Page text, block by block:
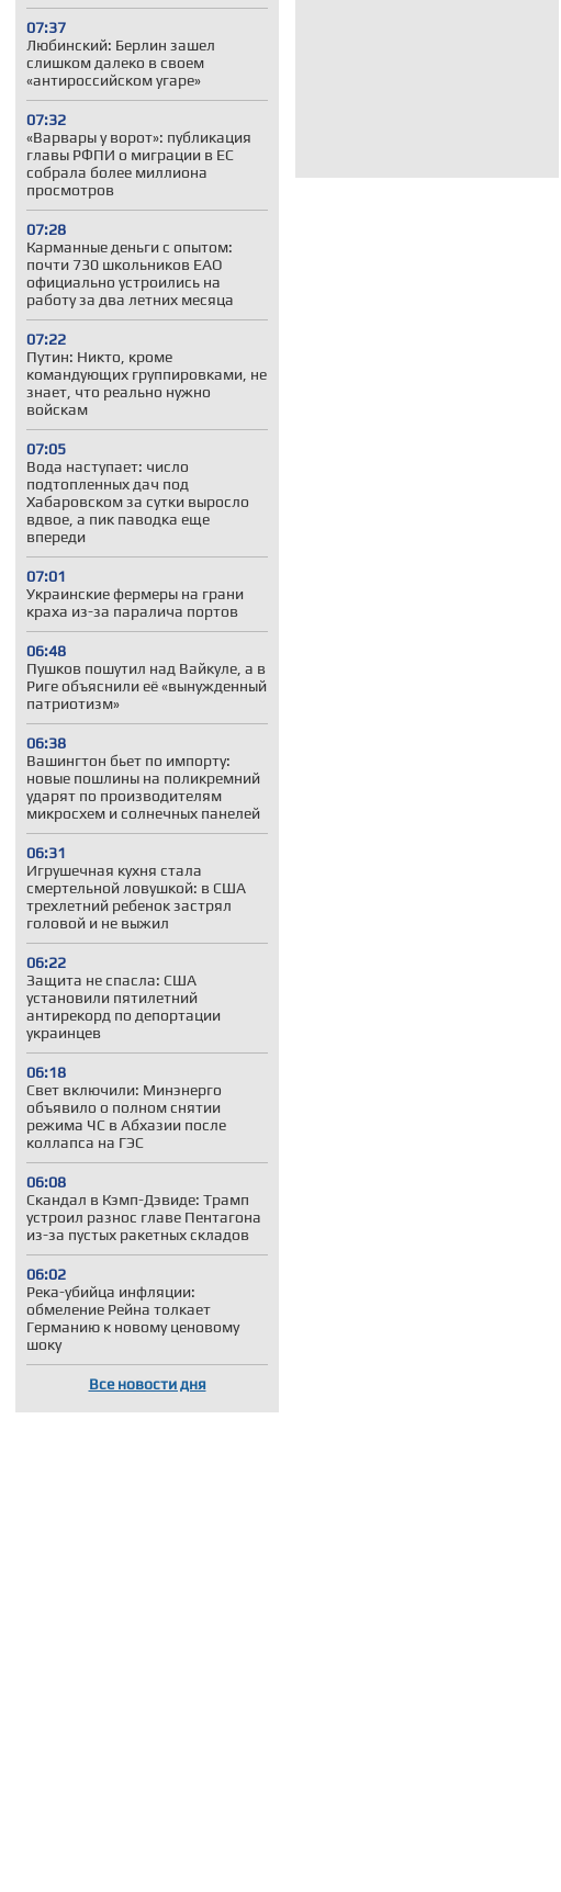
07:37
Любинский: Берлин зашел
слишком далеко в своем
«антироссийском угаре»
07:32
«Варвары у ворот»: публикация
главы РФПИ о миграции в ЕС
собрала более миллиона
просмотров
07:28
Карманные деньги с опытом:
почти 730 школьников ЕАО
официально устроились на
работу за два летних месяца
07:22
Путин: Никто, кроме
командующих группировками, не
знает, что реально нужно
войскам
07:05
Вода наступает: число
подтопленных дач под
Хабаровском за сутки выросло
вдвое, а пик паводка еще
впереди
07:01
Украинские фермеры на грани
краха из-за паралича портов
06:48
Пушков пошутил над Вайкуле, а в
Риге объяснили её «вынужденный
патриотизм»
06:38
Вашингтон бьет по импорту:
новые пошлины на поликремний
ударят по производителям
микросхем и солнечных панелей
06:31
Игрушечная кухня стала
смертельной ловушкой: в США
трехлетний ребенок застрял
головой и не выжил
06:22
Защита не спасла: США
установили пятилетний
антирекорд по депортации
украинцев
06:18
Свет включили: Минэнерго
объявило о полном снятии
режима ЧС в Абхазии после
коллапса на ГЭС
06:08
Скандал в Кэмп-Дэвиде: Трамп
устроил разнос главе Пентагона
из-за пустых ракетных складов
06:02
Река-убийца инфляции:
обмеление Рейна толкает
Германию к новому ценовому
шоку
Все новости дня